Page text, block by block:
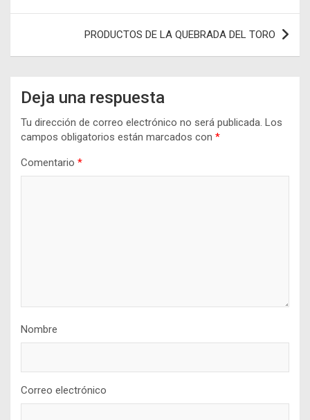
entradas
PRODUCTOS DE LA QUEBRADA DEL TORO
Deja una respuesta
Tu dirección de correo electrónico no será publicada. Los
campos obligatorios están marcados con *
Comentario *
Nombre
Correo electrónico